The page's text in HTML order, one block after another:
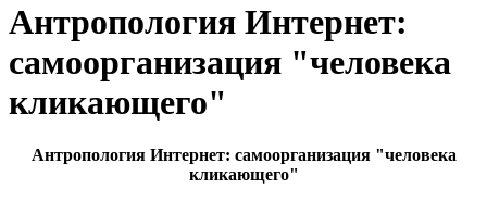
Антропология Интернет:
самоорганизация "человека
кликающего"
Антропология Интернет: самоорганизация "человека
кликающего"